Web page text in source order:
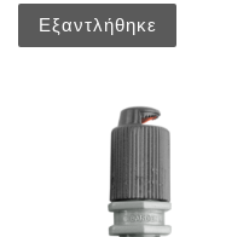
Εξαντλήθηκε